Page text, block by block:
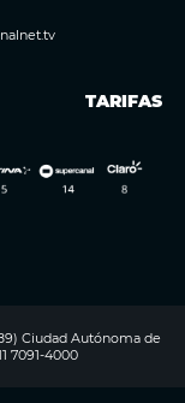
TARIFAS
Ciudad Autónoma de
7091-4000